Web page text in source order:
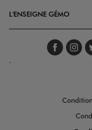
L'ENSEIGNE GÉMO
.